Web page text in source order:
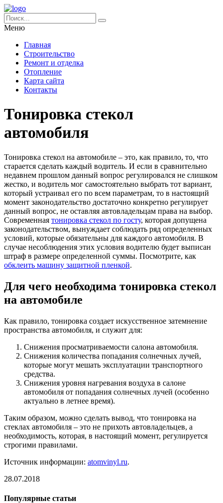
Меню
Главная
Строительство
Ремонт и отделка
Отопление
Карта сайта
Контакты
Тонировка стекол
автомобиля
Тонировка стекол на автомобиле – это, как правило, то, что
старается сделать каждый водитель. И если в сравнительно
недавнем прошлом данный вопрос регулировался не слишком
жестко, и водитель мог самостоятельно выбрать тот вариант,
который устраивал его по всем параметрам, то в настоящий
момент законодательство достаточно конкретно регулирует
данный вопрос, не оставляя автовладельцам права на выбор.
Современная тонировка стекол по госту, которая допущена
законодательством, вынуждает соблюдать ряд определенных
условий, которые обязательны для каждого автомобиля. В
случае несоблюдения этих условия водителю будет выписан
штраф в размере определенной суммы. Посмотрите, как
обклеить машину защитной пленкой.
Для чего необходима тонировка стекол
на автомобиле
Как правило, тонировка создает искусственное затемнение
пространства автомобиля, и служит для:
Снижения просматриваемости салона автомобиля.
Снижения количества попадания солнечных лучей,
которые могут мешать эксплуатации транспортного
средства.
Снижения уровня нагревания воздуха в салоне
автомобиля от попадания солнечных лучей (особенно
актуально в летнее время).
Таким образом, можно сделать вывод, что тонировка на
стеклах автомобиля – это не прихоть автовладельцев, а
необходимость, которая, в настоящий момент, регулируется
строгими правилами.
Источник информации: atomvinyl.ru.
28.07.2018
Популярные статьи